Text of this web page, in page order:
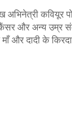
कवियूर
और अन्य उम्र
और दादी के